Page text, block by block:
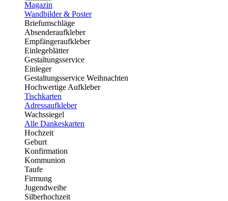
Magazin
Wandbilder & Poster
Briefumschläge
Absenderaufkleber
Empfängeraufkleber
Einlegeblätter
Gestaltungsservice
Einleger
Gestaltungsservice Weihnachten
Hochwertige Aufkleber
Tischkarten
Adressaufkleber
Wachssiegel
Alle Dankeskarten
Hochzeit
Geburt
Konfirmation
Kommunion
Taufe
Firmung
Jugendweihe
Silberhochzeit